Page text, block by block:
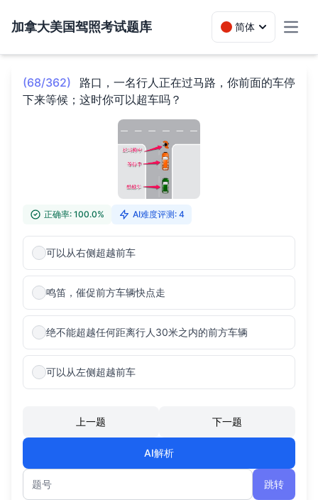
加拿大美国驾照考试题库 简体
(68/362)
路口，一名行人正在过马路，你前面的车停
下来等候；这时你可以超车吗？
正确率: 100.0% AI难度评测: 4
可以从右侧超越前车
鸣笛，催促前方车辆快点走
绝不能超越任何距离行人30米之内的前方车辆
可以从左侧超越前车
上一题 下一题
AI解析
题号
跳转